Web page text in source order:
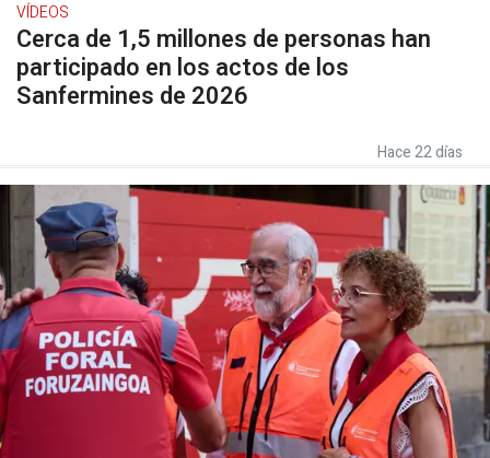
VÍDEOS
Cerca de 1,5 millones de personas han
participado en los actos de los
Sanfermines de 2026
Hace 22 días